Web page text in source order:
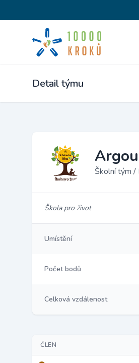
Detail týmu
Školní tým /
Škola pro život
Umístění
Počet bodů
Celková vzdálenost
ČLEN